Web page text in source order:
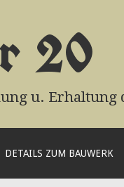
20
u. Erhaltung
DETAILS ZUM BAUWERK